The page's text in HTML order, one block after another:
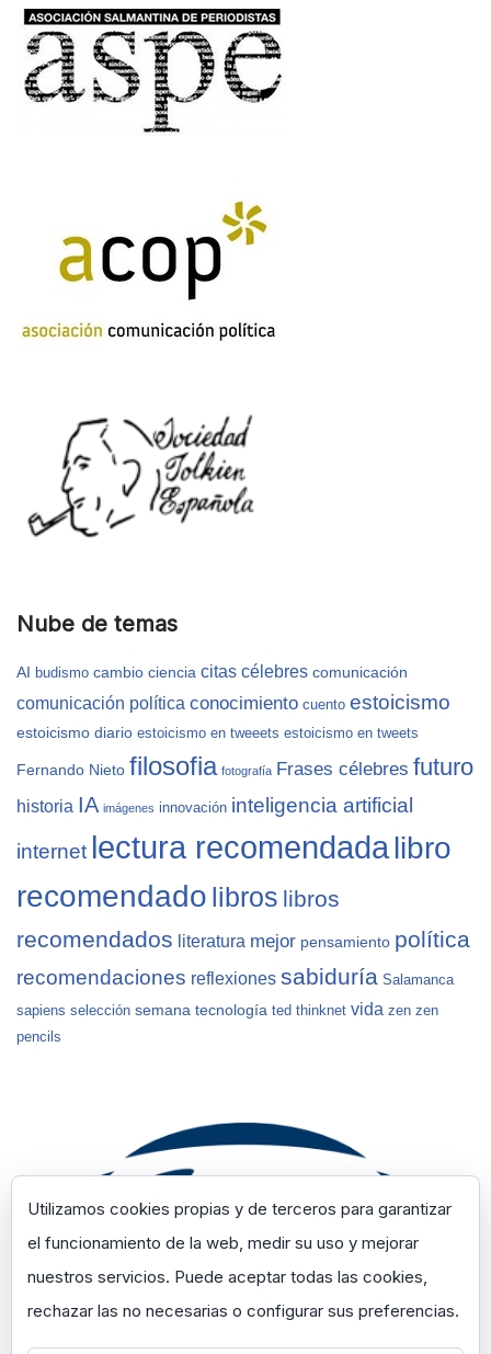
Nube de temas
AI budismo cambio ciencia citas célebres comunicación
comunicación política conocimiento cuento estoicismo
estoicismo diario estoicismo en tweeets estoicismo en tweets
Fernando Nieto filosofia fotografía Frases célebres futuro
historia IA imágenes innovación inteligencia artificial
internet lectura recomendadalibro
recomendado libros libros
recomendados literatura mejor pensamiento política
recomendaciones reflexiones sabiduría Salamanca
sapiens selección semana tecnología ted thinknet vida zen zen
pencils
Utilizamos cookies propias y de terceros para garantizar
el funcionamiento de la web, medir su uso y mejorar
nuestros servicios. Puede aceptar todas las cookies,
rechazar las no necesarias o configurar sus preferencias.